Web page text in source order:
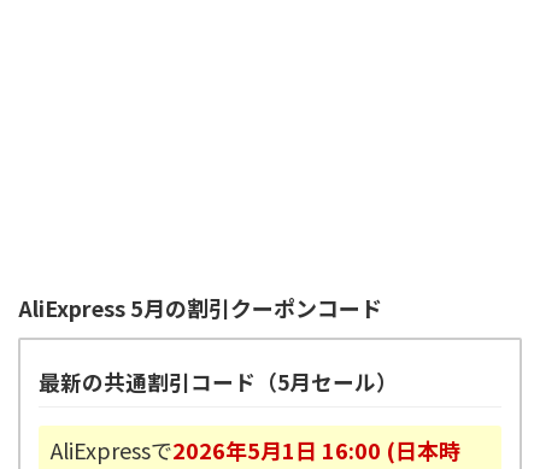
AliExpress 5月の割引クーポンコード
最新の共通割引コード（5月セール）
AliExpressで2026年5月1日 16:00 (日本時